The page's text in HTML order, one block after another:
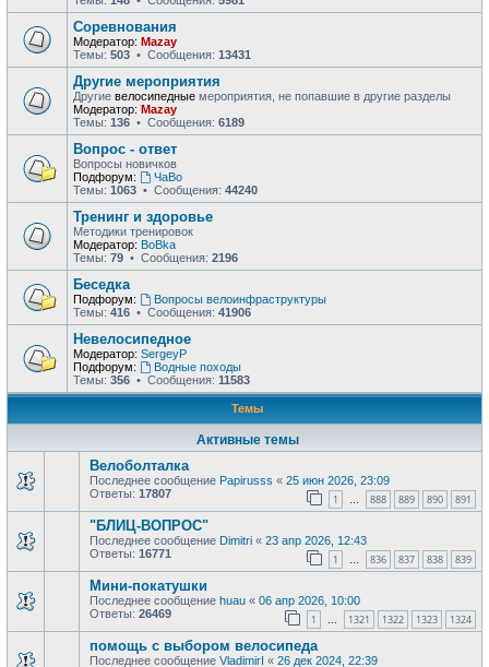
Соревнования
Модератор: Mazay
Темы: 503 • Сообщения: 13431
Другие мероприятия
Другие велосипедные мероприятия, не попавшие в другие разделы
Модератор: Mazay
Темы: 136 • Сообщения: 6189
Вопрос - ответ
Вопросы новичков
Подфорум:
ЧаВо
Темы: 1063 • Сообщения: 44240
Тренинг и здоровье
Методики тренировок
Модератор: BoBka
Темы: 79 • Сообщения: 2196
Беседка
Подфорум:
Вопросы велоинфраструктуры
Темы: 416 • Сообщения: 41906
Невелосипедное
Модератор: SergeyP
Подфорум:
Водные походы
Темы: 356 • Сообщения: 11583
Темы
Активные темы
Велоболталка
Последнее сообщение Papirusss « 25 июн 2026, 23:09
Ответы: 17807 1 … 888 889 890 891
"БЛИЦ-ВОПРОС"
Последнее сообщение Dimitri « 23 апр 2026, 12:43
Ответы: 16771 1 … 836 837 838 839
Мини-покатушки
Последнее сообщение huau « 06 апр 2026, 10:00
Ответы: 26469 1 … 1321 1322 1323 1324
помощь с выбором велосипеда
Последнее сообщение VladimirI « 26 дек 2024, 22:39